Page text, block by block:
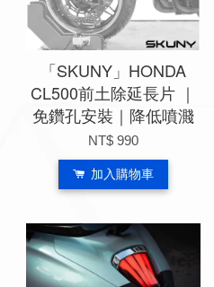
「SKUNY」HONDA
CL500前土除延長片 ｜
免鑽孔安裝｜降低噴濺
NT$ 990
加入購物車